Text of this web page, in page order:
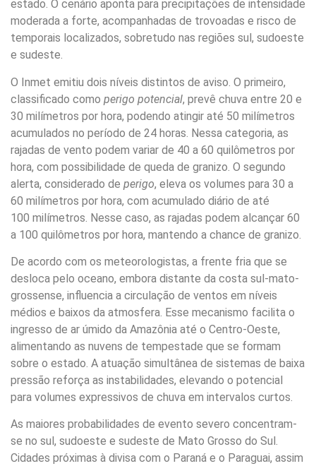
estado. O cenário aponta para precipitações de intensidade
moderada a forte, acompanhadas de trovoadas e risco de
temporais localizados, sobretudo nas regiões sul, sudoeste
e sudeste.
O Inmet emitiu dois níveis distintos de aviso. O primeiro,
classificado como perigo potencial, prevê chuva entre 20 e
30 milímetros por hora, podendo atingir até 50 milímetros
acumulados no período de 24 horas. Nessa categoria, as
rajadas de vento podem variar de 40 a 60 quilômetros por
hora, com possibilidade de queda de granizo. O segundo
alerta, considerado de perigo, eleva os volumes para 30 a
60 milímetros por hora, com acumulado diário de até
100 milímetros. Nesse caso, as rajadas podem alcançar 60
a 100 quilômetros por hora, mantendo a chance de granizo.
De acordo com os meteorologistas, a frente fria que se
desloca pelo oceano, embora distante da costa sul-mato-
grossense, influencia a circulação de ventos em níveis
médios e baixos da atmosfera. Esse mecanismo facilita o
ingresso de ar úmido da Amazônia até o Centro-Oeste,
alimentando as nuvens de tempestade que se formam
sobre o estado. A atuação simultânea de sistemas de baixa
pressão reforça as instabilidades, elevando o potencial
para volumes expressivos de chuva em intervalos curtos.
As maiores probabilidades de evento severo concentram-
se no sul, sudoeste e sudeste de Mato Grosso do Sul.
Cidades próximas à divisa com o Paraná e o Paraguai, assim